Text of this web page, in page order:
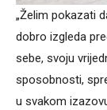
„Želim pokazati
dobro izgleda
sebe, svoju
sposobnosti,
u svakom